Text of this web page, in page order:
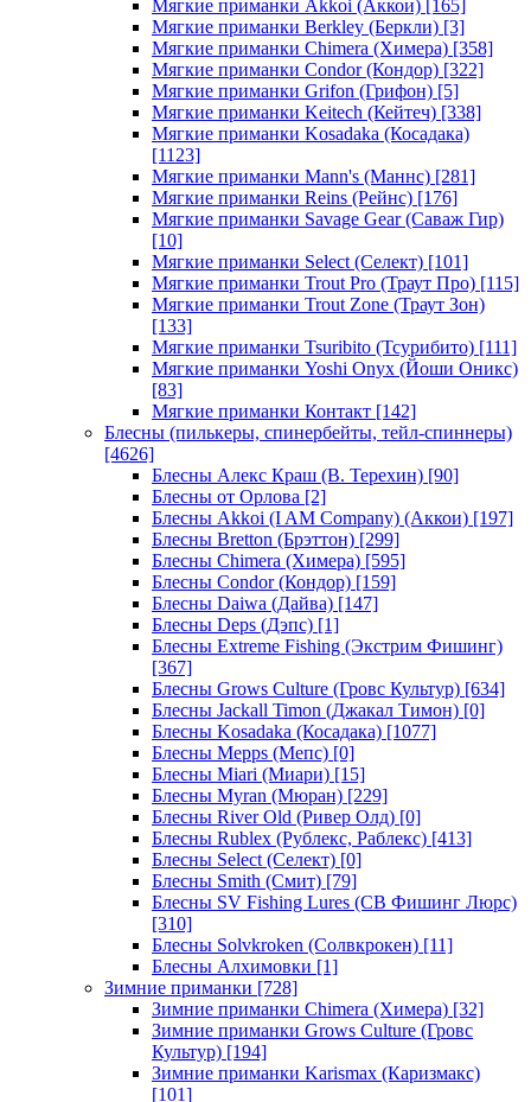
Мягкие приманки Akkoi (Аккои) [165]
Мягкие приманки Berkley (Беркли) [3]
Мягкие приманки Chimera (Химера) [358]
Мягкие приманки Condor (Кондор) [322]
Мягкие приманки Grifon (Грифон) [5]
Мягкие приманки Keitech (Кейтеч) [338]
Мягкие приманки Kosadaka (Косадака)
[1123]
Мягкие приманки Mann's (Маннс) [281]
Мягкие приманки Reins (Рейнс) [176]
Мягкие приманки Savage Gear (Саваж Гир)
[10]
Мягкие приманки Select (Селект) [101]
Мягкие приманки Trout Pro (Траут Про) [115]
Мягкие приманки Trout Zone (Траут Зон)
[133]
Мягкие приманки Tsuribito (Тсурибито) [111]
Мягкие приманки Yoshi Onyx (Йоши Оникс)
[83]
Мягкие приманки Контакт [142]
Блесны (пилькеры, спинербейты, тейл-спиннеры)
[4626]
Блесны Алекс Краш (В. Терехин) [90]
Блесны от Орлова [2]
Блесны Akkoi (I AM Company) (Аккои) [197]
Блесны Bretton (Брэттон) [299]
Блесны Chimera (Химера) [595]
Блесны Condor (Кондор) [159]
Блесны Daiwa (Дайва) [147]
Блесны Deps (Дэпс) [1]
Блесны Extreme Fishing (Экстрим Фишинг)
[367]
Блесны Grows Culture (Гровс Культур) [634]
Блесны Jackall Timon (Джакал Тимон) [0]
Блесны Kosadaka (Косадака) [1077]
Блесны Mepps (Мепс) [0]
Блесны Miari (Миари) [15]
Блесны Myran (Мюран) [229]
Блесны River Old (Ривер Олд) [0]
Блесны Rublex (Рублекс, Раблекс) [413]
Блесны Select (Селект) [0]
Блесны Smith (Смит) [79]
Блесны SV Fishing Lures (СВ Фишинг Люрс)
[310]
Блесны Solvkroken (Солвкрокен) [11]
Блесны Алхимовки [1]
Зимние приманки [728]
Зимние приманки Chimera (Химера) [32]
Зимние приманки Grows Culture (Гровс
Культур) [194]
Зимние приманки Karismax (Каризмакс)
[101]